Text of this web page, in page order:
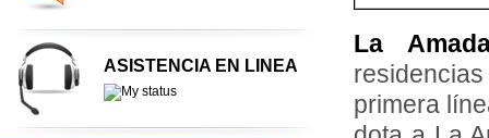
ASISTENCIA EN LINEA
La
primera